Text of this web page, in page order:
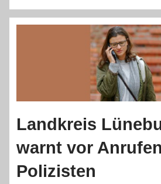
Landkreis
warnt vor
Polizisten